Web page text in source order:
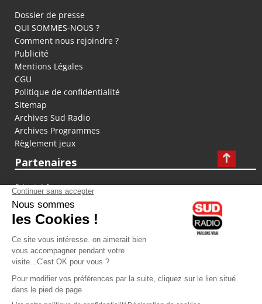
Dossier de presse
QUI SOMMES-NOUS ?
Comment nous rejoindre ?
Publicité
Mentions Légales
CGU
Politique de confidentialité
Sitemap
Archives Sud Radio
Archives Programmes
Règlement jeux
Partenaires
fiducial.fr
lyoncapitale.fr
olympique-et-lyonnais.com
L'application Iphone / Android
Téléchargez l'application
Les cookies